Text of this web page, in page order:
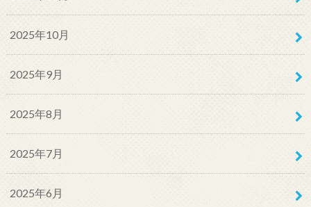
2025年10月
2025年9月
2025年8月
2025年7月
2025年6月